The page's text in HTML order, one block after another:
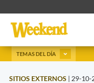
TEMAS DEL DÍA
SITIOS EXTERNOS | 29-10-